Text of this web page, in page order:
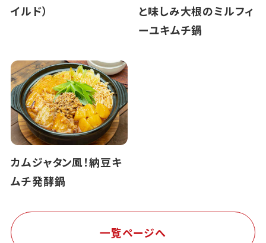
イルド）
と味しみ大根のミルフィ
ーユキムチ鍋
カムジャタン風！納豆キ
ムチ発酵鍋
一覧ページへ